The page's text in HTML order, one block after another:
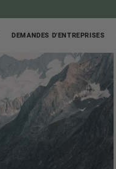
DEMANDES D'ENTREPRISES